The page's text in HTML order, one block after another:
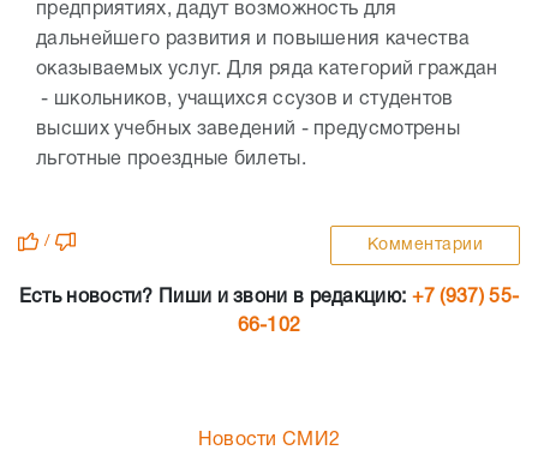
предприятиях, дадут возможность для
дальнейшего развития и повышения качества
оказываемых услуг. Для ряда категорий граждан
- школьников, учащихся ссузов и студентов
высших учебных заведений - предусмотрены
льготные проездные билеты.
/ Комментарии
Есть новости? Пиши и звони в редакцию: +7 (937) 55-
66-102
Новости СМИ2